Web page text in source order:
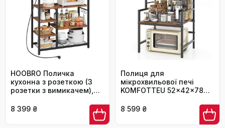
HOOBRO Поличка
кухонна з розеткою (3
розетки з вимикачем),
мікрохвильової печі з 3
знімними S-гачками, 5
ярусів, для кухні та
8 399 ₴
Полиця для
мікрохвильової печі
KOMFOTTEU 52x42x78
регульованими ніжками
перекидання, економна
8 599 ₴